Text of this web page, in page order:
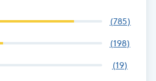
(785)
(198)
(19)